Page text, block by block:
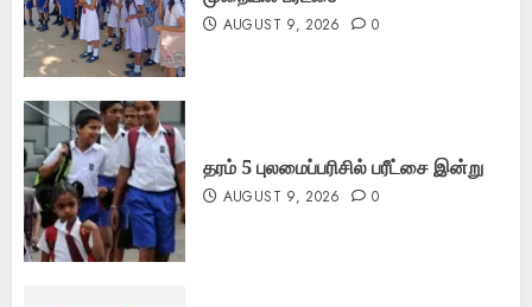
AUGUST 9, 2026 0
தரம் 5 புலமைப்பரிசில் பரீட்சை இன்று
AUGUST 9, 2026 0